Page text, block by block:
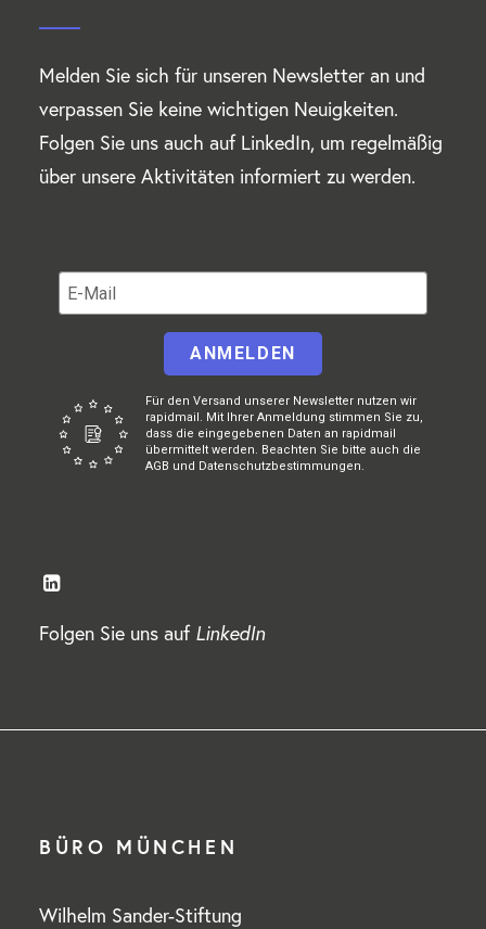
Melden Sie sich für unseren Newsletter an und
verpassen Sie keine wichtigen Neuigkeiten.
Folgen Sie uns auch auf LinkedIn, um regelmäßig
über unsere Aktivitäten informiert zu werden.
ANMELDEN
Für den Versand unserer Newsletter nutzen wir
rapidmail. Mit Ihrer Anmeldung stimmen Sie zu,
dass die eingegebenen Daten an rapidmail
übermittelt werden. Beachten Sie bitte auch die
AGB und Datenschutzbestimmungen.
Folgen Sie uns auf LinkedIn
BÜRO MÜNCHEN
Wilhelm Sander-Stiftung